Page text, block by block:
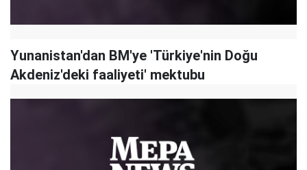
Yunanistan'dan BM'ye 'Türkiye'nin Doğu
Akdeniz'deki faaliyeti' mektubu